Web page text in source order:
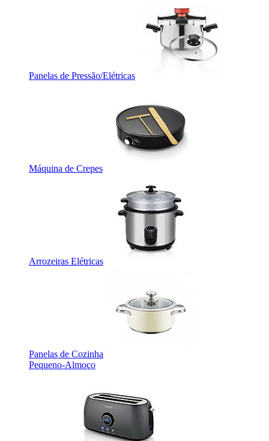
Panelas de Pressão/Elétricas
Máquina de Crepes
Arrozeiras Elétricas
Panelas de Cozinha
Pequeno-Almoço